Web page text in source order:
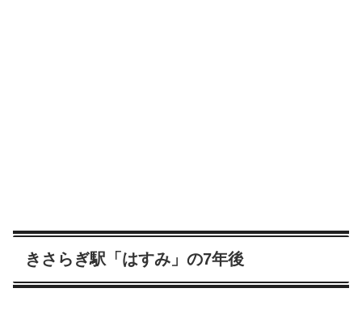
きさらぎ駅「はすみ」の7年後